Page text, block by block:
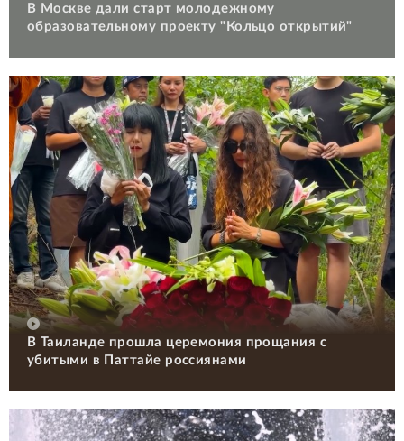
В Москве дали старт молодежному
образовательному проекту "Кольцо открытий"
В Таиланде прошла церемония прощания с
убитыми в Паттайе россиянами